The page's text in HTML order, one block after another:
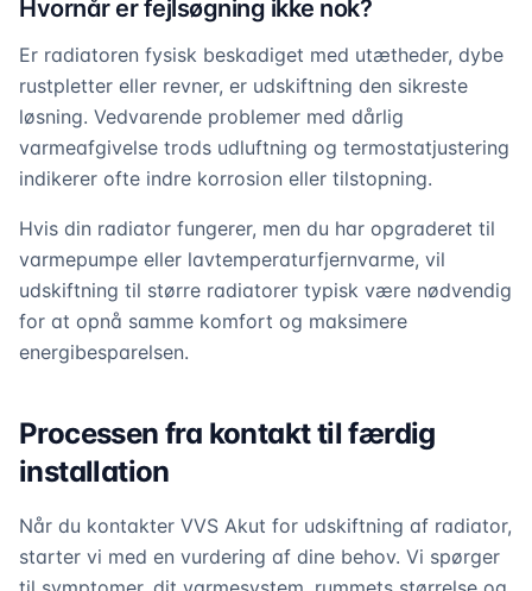
Hvornår er fejlsøgning ikke nok?
Er radiatoren fysisk beskadiget med utætheder, dybe
rustpletter eller revner, er udskiftning den sikreste
løsning. Vedvarende problemer med dårlig
varmeafgivelse trods udluftning og termostatjustering
indikerer ofte indre korrosion eller tilstopning.
Hvis din radiator fungerer, men du har opgraderet til
varmepumpe eller lavtemperaturfjernvarme, vil
udskiftning til større radiatorer typisk være nødvendig
for at opnå samme komfort og maksimere
energibesparelsen.
Processen fra kontakt til færdig
installation
Når du kontakter VVS Akut for udskiftning af radiator,
starter vi med en vurdering af dine behov. Vi spørger